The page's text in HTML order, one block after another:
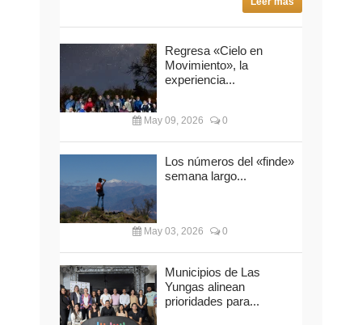
Regresa «Cielo en
Movimiento», la
experiencia...
May 09, 2026 0
Los números del «finde»
semana largo...
May 03, 2026 0
Municipios de Las
Yungas alinean
prioridades para...